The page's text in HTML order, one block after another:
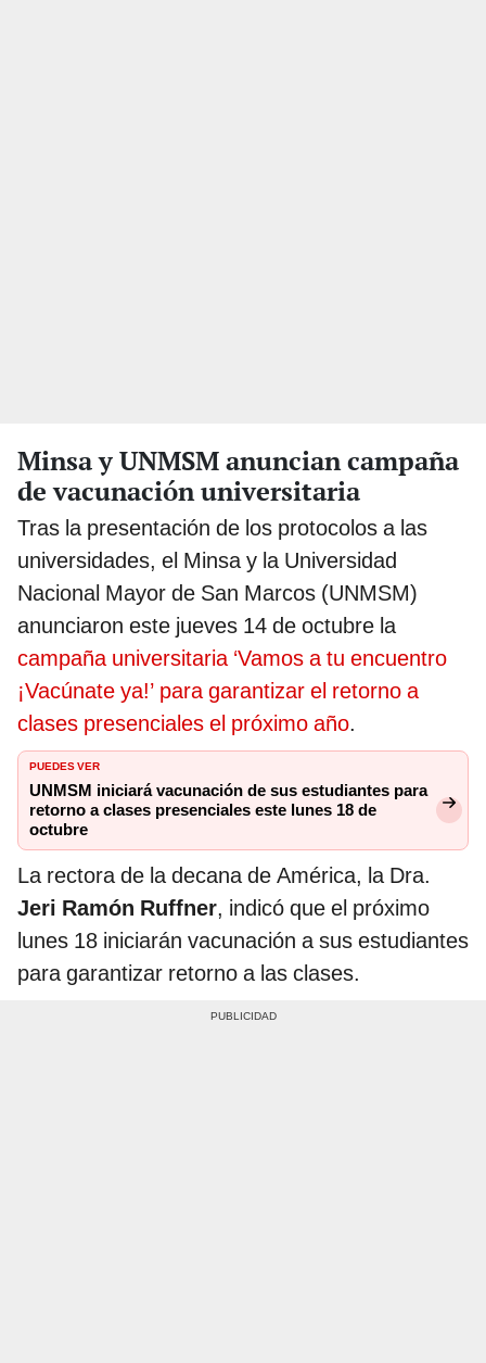
Minsa y UNMSM anuncian campaña
de vacunación universitaria
Tras la presentación de los protocolos a las
universidades, el Minsa y la Universidad
Nacional Mayor de San Marcos (UNMSM)
anunciaron este jueves 14 de octubre la
campaña universitaria ‘Vamos a tu encuentro
¡Vacúnate ya!’ para garantizar el retorno a
clases presenciales el próximo año.
PUEDES VER
UNMSM iniciará vacunación de sus estudiantes para
retorno a clases presenciales este lunes 18 de
octubre
La rectora de la decana de América, la Dra.
Jeri Ramón Ruffner, indicó que el próximo
lunes 18 iniciarán vacunación a sus estudiantes
para garantizar retorno a las clases.